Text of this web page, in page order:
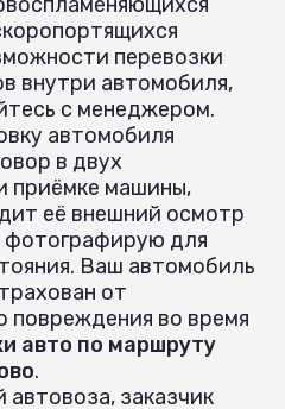
перевозки
внутри автомобиля,
с менеджером.
автомобиля
в двух
приёмке машины,
её внешний осмотр
фотографирую для
Ваш автомобиль
от
повреждения во время
авто по маршруту
.
заказчик